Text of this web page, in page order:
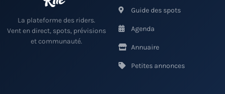
La plateforme des riders.
Vent en direct, spots, prévisions
et communauté.
Guide des spots
Agenda
Annuaire
Petites annonces